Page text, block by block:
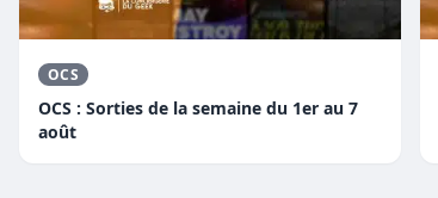
OCS
OCS : Sorties de la semaine du 1er au 7
août